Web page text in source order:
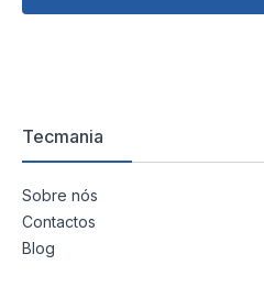
Tecmania
Sobre nós
Contactos
Blog